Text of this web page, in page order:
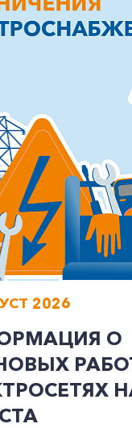
24-57
звонок
2026
О